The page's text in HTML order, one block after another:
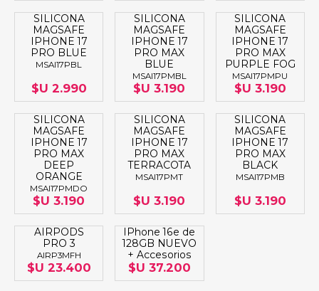
SILICONA
MAGSAFE
IPHONE 17
PRO BLUE
MSAI17PBL
$U 2.990
SILICONA
MAGSAFE
IPHONE 17
PRO MAX
BLUE
MSAI17PMBL
$U 3.190
SILICONA
MAGSAFE
IPHONE 17
PRO MAX
PURPLE FOG
MSAI17PMPU
$U 3.190
SILICONA
MAGSAFE
IPHONE 17
PRO MAX
DEEP
ORANGE
MSAI17PMDO
$U 3.190
SILICONA
MAGSAFE
IPHONE 17
PRO MAX
TERRACOTA
MSAI17PMT
$U 3.190
SILICONA
MAGSAFE
IPHONE 17
PRO MAX
BLACK
MSAI17PMB
$U 3.190
AIRPODS
PRO 3
AIRP3MFH
$U 23.400
IPhone 16e de
128GB NUEVO
+ Accesorios
$U 37.200